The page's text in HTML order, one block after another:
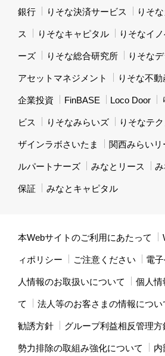
銀行 りそな決済サービス りそ
ス りそなキャピタル りそなイ
ーズ りそな総合研究所 りそな
アセットマネジメント りそな不
企業投資 FinBASE Loco Door
ビス りそなみらいズ りそなテ
ザインラボさいたま 関西みらいリ
ルパートナーズ みなとリース
保証 みなとキャピタル
本Webサイトのご利用にあたって
ィポリシー ご注意ください 電
人情報のお取扱いについて 個人情
て 法人等のお客さまの情報につい
勧誘方針 グループ利益相反管理方
勢力排除の取組み強化について 内